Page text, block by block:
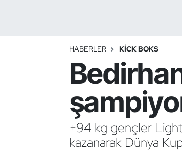
HABERLER KICK BOKS
+94 kg gençler Light
kazanarak Dünya
Bocce Bowling Dart